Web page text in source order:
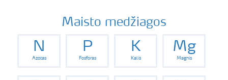
Maisto medžiagos
N
Azotas
P
Fosforas
K
Kalis
Mg
Magnis